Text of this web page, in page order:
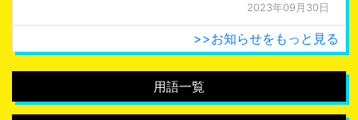
2023年09月30日
>>お知らせをもっと見る
用語一覧